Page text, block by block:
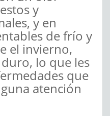
y
y en
de frío y
el invierno,
lo que les
que
atención